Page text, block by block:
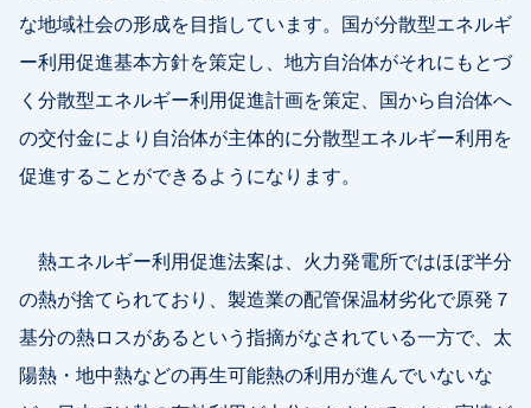
な地域社会の形成を目指しています。国が分散型エネルギ
ー利用促進基本方針を策定し、地方自治体がそれにもとづ
く分散型エネルギー利用促進計画を策定、国から自治体へ
の交付金により自治体が主体的に分散型エネルギー利用を
促進することができるようになります。
熱エネルギー利用促進法案は、火力発電所ではほぼ半分
の熱が捨てられており、製造業の配管保温材劣化で原発７
基分の熱ロスがあるという指摘がなされている一方で、太
陽熱・地中熱などの再生可能熱の利用が進んでいないな